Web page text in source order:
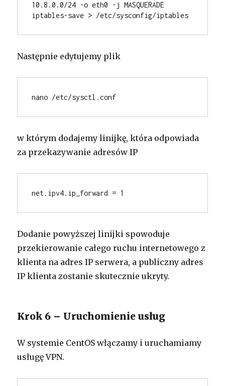
10.8.0.0/24 -o eth0 -j MASQUERADE
iptables-save > /etc/sysconfig/iptables
Następnie edytujemy plik
nano /etc/sysctl.conf
w którym dodajemy linijkę, która odpowiada
za przekazywanie adresów IP
net.ipv4.ip_forward = 1
Dodanie powyższej linijki spowoduje
przekierowanie całego ruchu internetowego z
klienta na adres IP serwera, a publiczny adres
IP klienta zostanie skutecznie ukryty.
Krok 6 – Uruchomienie usług
W systemie CentOS włączamy i uruchamiamy
usługę VPN.